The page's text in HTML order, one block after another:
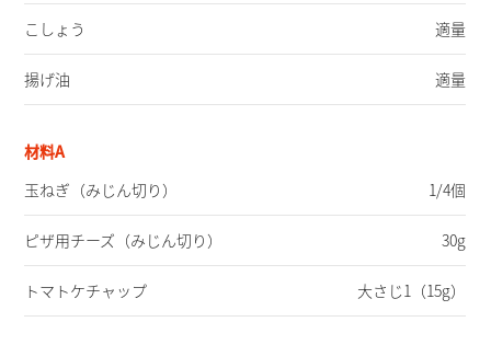
こしょう 適量
揚げ油 適量
材料A
玉ねぎ （みじん切り） 1/4個
ピザ用チーズ （みじん切り） 30g
トマトケチャップ 大さじ1（15g）